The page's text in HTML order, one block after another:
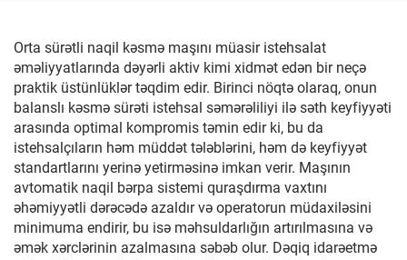
Orta sürətli naqil kəsmə maşını müasir istehsalat
əməliyyatlarında dəyərli aktiv kimi xidmət edən bir neçə
praktik üstünlüklər təqdim edir. Birinci nöqtə olaraq, onun
balanslı kəsmə sürəti istehsal səmərəliliyi ilə səth keyfiyyəti
arasında optimal kompromis təmin edir ki, bu da
istehsalçıların həm müddət tələblərini, həm də keyfiyyət
standartlarını yerinə yetirməsinə imkan verir. Maşının
avtomatik naqil bərpa sistemi quraşdırma vaxtını
əhəmiyyətli dərəcədə azaldır və operatorun müdaxiləsini
minimuma endirir, bu isə məhsuldarlığın artırılmasına və
əmək xərclərinin azalmasına səbəb olur. Dəqiq idarəetmə